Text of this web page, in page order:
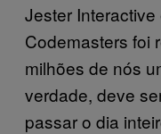
Jester
Codemasters foi
milhões de nós
verdade, deve
passar o dia